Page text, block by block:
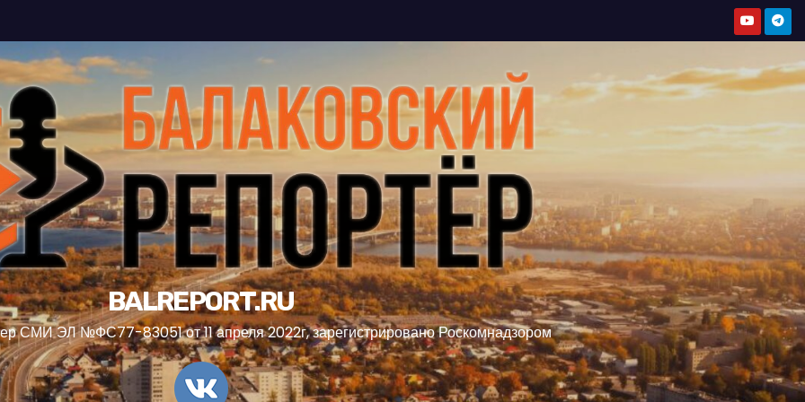
BALREPORT.RU
СМИ ЭЛ №ФС77-83051 от 11 апреля 2022г, зарегистрировано Роскомнадзором